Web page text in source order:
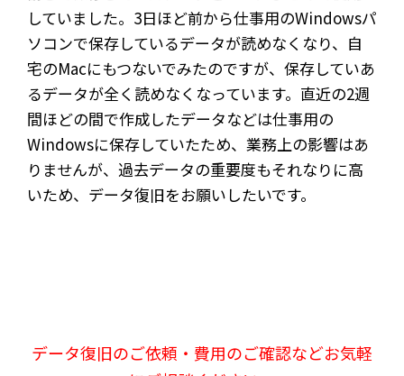
していました。3日ほど前から仕事用のWindowsパ
ソコンで保存しているデータが読めなくなり、自
宅のMacにもつないでみたのですが、保存していあ
るデータが全く読めなくなっています。直近の2週
間ほどの間で作成したデータなどは仕事用の
Windowsに保存していたため、業務上の影響はあ
りませんが、過去データの重要度もそれなりに高
いため、データ復旧をお願いしたいです。
データ復旧のご依頼・費用のご確認などお気軽